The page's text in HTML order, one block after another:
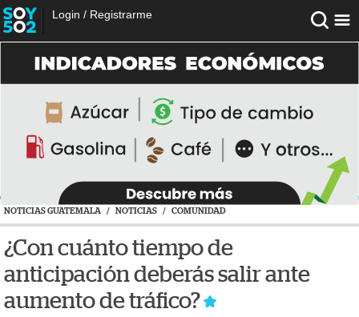
Login / Registrarme
NOTICIAS GUATEMALA / NOTICIAS / COMUNIDAD
¿Con cuánto tiempo de
anticipación deberás salir ante
aumento de tráfico?